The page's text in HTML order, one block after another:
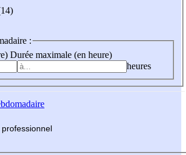
:
Durée maximale (en heure)
heures
professionnel